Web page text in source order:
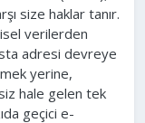
size haklar tanır.
verilerden
adresi devreye
yerine,
hale gelen tek
geçici e-